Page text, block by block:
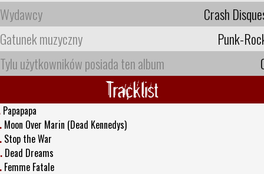
Wydawcy
Crash
Gatunek muzyczny
Punk-
Tylu użytkowników posiada ten album
Tracklist
Papapapa
Moon Over Marin (Dead Kennedys)
Stop the War
Dead Dreams
Femme Fatale